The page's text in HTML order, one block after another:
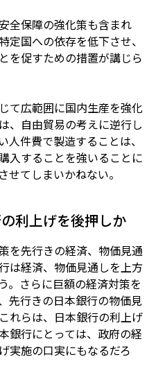
全保障の強化策も含まれ
定国への依存を低下させ、
を促すための措置が講じら
て広範囲に国内生産を強化
、自由貿易の考えに逆行し
人件費で製造することは、
入することを強いることに
せてしまいかねない。
利上げを後押しか
を先行きの経済、物価見通
は経済、物価見通しを上方
。さらに巨額の経済対策を
先行きの日本銀行の物価見
れらは、日本銀行の利上げ
銀行にとっては、政府の経
実施の口実にもなるだろ